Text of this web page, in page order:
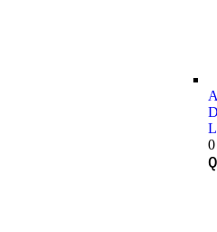
L
Q